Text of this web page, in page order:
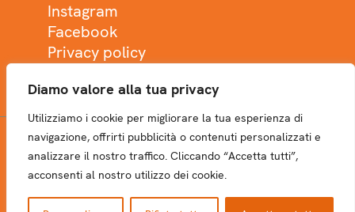
Diamo valore alla tua privacy
Utilizziamo i cookie per migliorare la tua esperienza di
navigazione, offrirti pubblicità o contenuti personalizzati e
analizzare il nostro traffico. Cliccando “Accetta tutti”,
acconsenti al nostro utilizzo dei cookie.
Instagram
Facebook
Privacy policy
NEWSLETTER